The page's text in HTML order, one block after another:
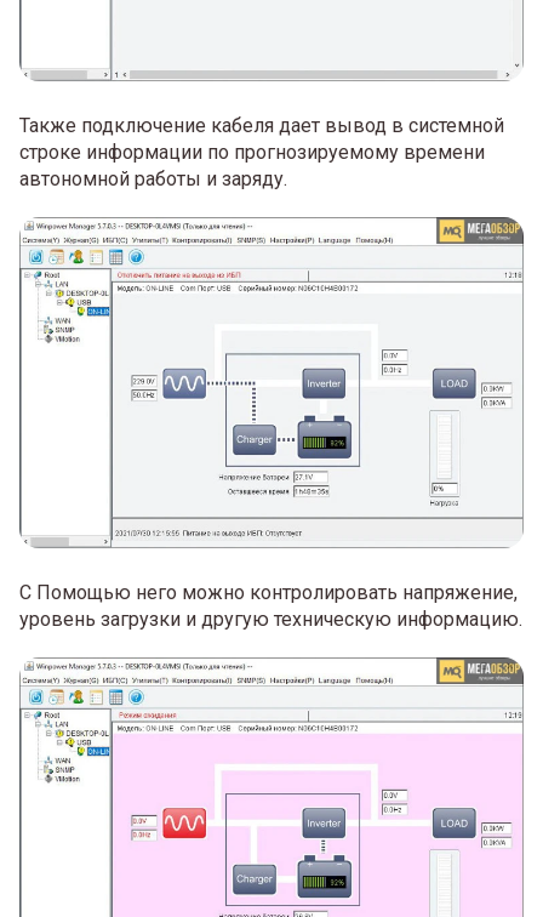
Также подключение кабеля дает вывод в системной
строке информации по прогнозируемому времени
автономной работы и заряду.
С Помощью него можно контролировать напряжение,
уровень загрузки и другую техническую информацию.